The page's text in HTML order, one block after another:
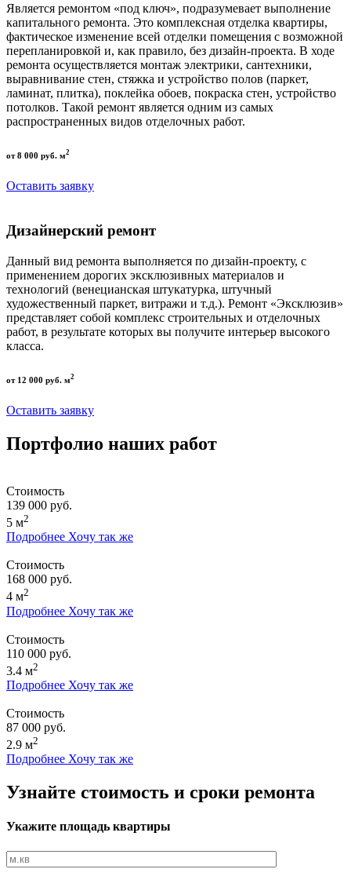
Является ремонтом «под ключ», подразумевает выполнение
капитального ремонта. Это комплексная отделка квартиры,
фактическое изменение всей отделки помещения с возможной
перепланировкой и, как правило, без дизайн-проекта. В ходе
ремонта осуществляется монтаж электрики, сантехники,
выравнивание стен, стяжка и устройство полов (паркет,
ламинат, плитка), поклейка обоев, покраска стен, устройство
потолков. Такой ремонт является одним из самых
распространенных видов отделочных работ.
от 8 000 руб. м2
Оставить заявку
Дизайнерский ремонт
Данный вид ремонта выполняется по дизайн-проекту, с
применением дорогих эксклюзивных материалов и
технологий (венецианская штукатурка, штучный
художественный паркет, витражи и т.д.). Ремонт «Эксклюзив»
представляет собой комплекс строительных и отделочных
работ, в результате которых вы получите интерьер высокого
класса.
от 12 000 руб. м2
Оставить заявку
Портфолио наших работ
Стоимость
139 000 руб.
5 м2
Подробнее Хочу так же
Стоимость
168 000 руб.
4 м2
Подробнее Хочу так же
Стоимость
110 000 руб.
3.4 м2
Подробнее Хочу так же
Стоимость
87 000 руб.
2.9 м2
Подробнее Хочу так же
Узнайте стоимость и сроки ремонта
Укажите площадь квартиры